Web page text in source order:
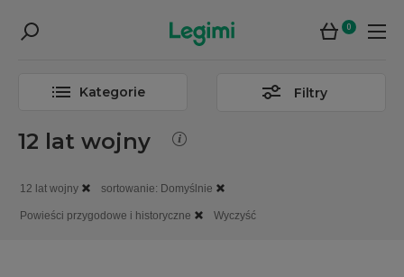
0
Kategorie Filtry
12 lat wojny
12 lat wojny sortowanie: Domyślnie
Powieści przygodowe i historyczne Wyczyść